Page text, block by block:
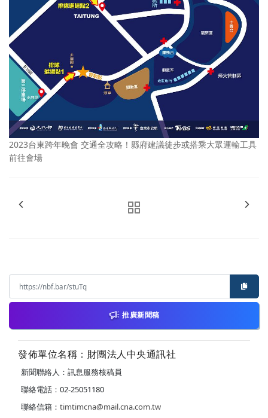
2023台東跨年晚會 交通全攻略！縣府建議徒步或搭乘大眾運輸工具
前往會場
推廣新聞稿
發佈單位名稱：財團法人中央通訊社
新聞聯絡人：訊息服務核稿員
聯絡電話：02-25051180
聯絡信箱： timtimcna@mail.cna.com.tw